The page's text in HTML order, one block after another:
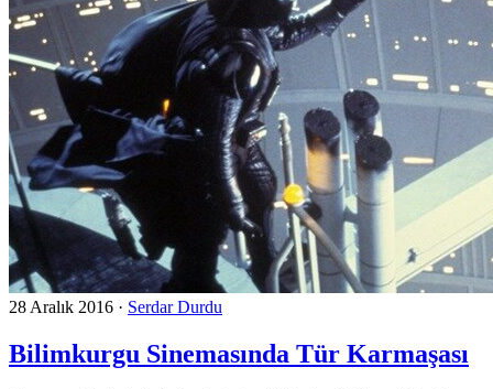
28 Aralık 2016 · Serdar Durdu
Bilimkurgu Sinemasında Tür Karmaşası